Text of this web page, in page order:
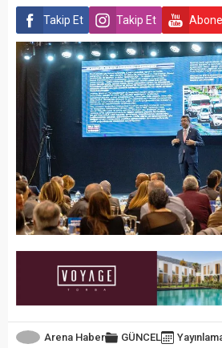
Takip Et Takip Et Abone
Arena Haber GÜNCEL